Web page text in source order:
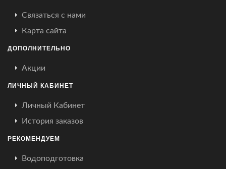
Связаться с нами
Карта сайта
ДОПОЛНИТЕЛЬНО
Акции
ЛИЧНЫЙ КАБИНЕТ
Личный Кабинет
История заказов
РЕКОМЕНДУЕМ
Водоподготовка